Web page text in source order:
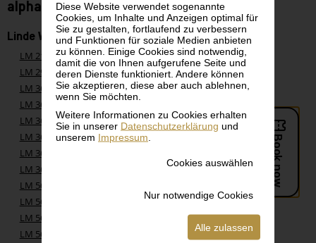
Diese Website verwendet sogenannte
Cookies, um Inhalte und Anzeigen optimal für
Sie zu gestalten, fortlaufend zu verbessern
und Funktionen für soziale Medien anbieten
zu können. Einige Cookies sind notwendig,
damit die von Ihnen aufgerufene Seite und
deren Dienste funktioniert. Andere können
Sie akzeptieren, diese aber auch ablehnen,
wenn Sie möchten.
Weitere Informationen zu Cookies erhalten
Sie in unserer Datenschutzerklärung und
unserem Impressum
Cookies auswählen
Nur notwendige Cookies
Alle zulassen
alphabetisch - Buchstabe W
Linde Waber
LM 2110
Linde Waber, Dachboden
LM 2922
Linde Waber, Landschaft mit Feldern
LM 3686
Linde Waber, Gartenweg
LM 3687
LM 3688
Linde Waber, Verwachsenes Fenster
LM 3689
Linde Waber, Verwunschener Garten
LM 3690
LM 3691
Linde Waber, Gestürzter Baum
LM 5662
LM 5663
Linde Waber, Mein Garten
LM 5664
LM 5684